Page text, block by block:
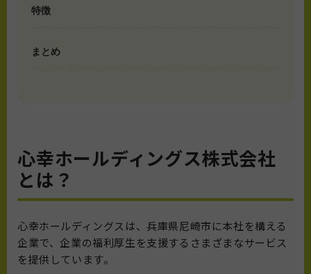
特徴
まとめ
心幸ホールディングス株式会社
とは？
心幸ホールディングスは、兵庫県尼崎市に本社を構える
企業で、企業の福利厚生を支援するさまざまなサービス
を提供しています。